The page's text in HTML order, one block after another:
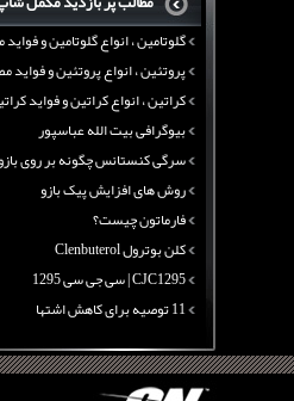
آرژنین ، فواید آرژنین و نقش
گلوتامین ، انواع گلوتامین و
پروتئین ، انواع پروتئین و
کراتین ، انواع کراتین و فواید
بیوگرافی بیت الله عباسپور
سرگی کنستانس چگونه بر روی
روش های افزایش پیک بازو
فارماتون چیست؟
کلن بوترول Clenbuterol
CJC1295 | سی جی سی 1295
11 توصیه برای کاهش اشتها
چربی سوزی با چای سبز